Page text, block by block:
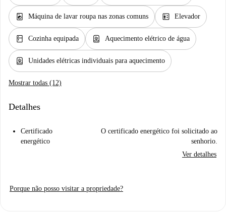
local_laundry_service Máquina de lavar roupa nas zonas comuns elevator Elevador
kitchen Cozinha equipada water_heater Aquecimento elétrico de água
water_heater Unidades elétricas individuais para aquecimento
Mostrar todas (12)
Detalhes
Certificado
energético
O certificado energético foi solicitado ao
senhorio.
Ver detalhes
Porque não posso visitar a propriedade?